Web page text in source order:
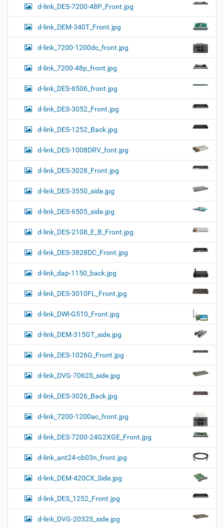
d-link_DES-7200-48P_Front.jpg
d-link_DEM-340T_Front.jpg
d-link_7200-1200dc_front.jpg
d-link_7200-48p_front.jpg
d-link_DES-6506_front.jpg
d-link_DES-3052_Front.jpg
d-link_DES-1252_Back.jpg
d-link_DES-1008DRV_font.jpg
d-link_DES-3028_Front.jpg
d-link_DES-3550_side.jpg
d-link_DES-6505_side.jpg
d-link_DES-2108_E_B_Front.jpg
d-link_DES-3828DC_Front.jpg
d-link_dap-1150_back.jpg
d-link_DES-3010FL_Front.jpg
d-link_DWl-G510_Front.jpg
d-link_DEM-315GT_side.jpg
d-link_DES-1026G_Front.jpg
d-link_DVG-7062S_side.jpg
d-link_DES-3026_Back.jpg
d-link_7200-1200ac_front.jpg
d-link_DES-7200-24G2XGE_Front.jpg
d-link_ant24-cb03n_front.jpg
d-link_DEM-420CX_Side.jpg
d-link_DES_1252_Front.jpg
d-link_DVG-2032S_side.jpg